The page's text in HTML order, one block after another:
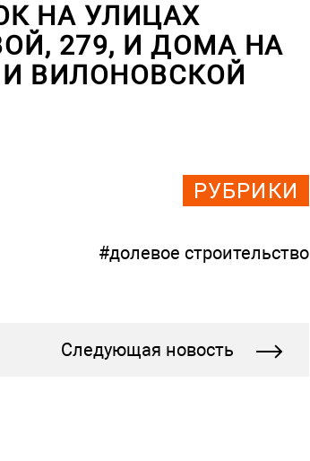
НА УЛИЦАХ
279, И ДОМА НА
ВИЛОНОВСКОЙ
РУБРИКИ
#долевое строительство
Следующая новость